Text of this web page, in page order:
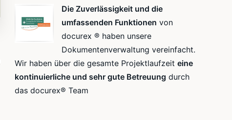
Die Zuverlässigkeit und die
umfassenden Funktionen von
docurex ® haben unsere
Dokumentenverwaltung vereinfacht.
Wir haben über die gesamte Projektlaufzeit eine
kontinuierliche und sehr gute Betreuung durch
das docurex® Team